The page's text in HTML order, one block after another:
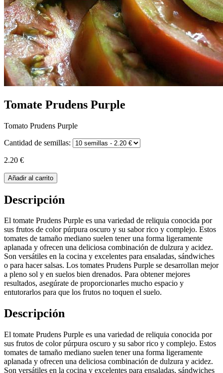
Tomate Prudens Purple
Tomato Prudens Purple
Cantidad de semillas:
2.20 €
Añadir al carrito
Descripción
El tomate Prudens Purple es una variedad de reliquia conocida por
sus frutos de color púrpura oscuro y su sabor rico y complejo. Estos
tomates de tamaño mediano suelen tener una forma ligeramente
aplanada y ofrecen una deliciosa combinación de dulzura y acidez.
Son versátiles en la cocina y excelentes para ensaladas, sándwiches
o para hacer salsas. Los tomates Prudens Purple se desarrollan mejor
a pleno sol y en suelos bien drenados. Para obtener mejores
resultados, asegúrate de proporcionarles mucho espacio y
entutorarlos para que los frutos no toquen el suelo.
Descripción
El tomate Prudens Purple es una variedad de reliquia conocida por
sus frutos de color púrpura oscuro y su sabor rico y complejo. Estos
tomates de tamaño mediano suelen tener una forma ligeramente
aplanada y ofrecen una deliciosa combinación de dulzura y acidez.
Son versátiles en la cocina y excelentes para ensaladas, sándwiches